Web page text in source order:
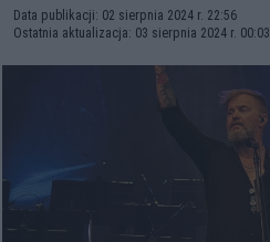
Data publikacji: 02 sierpnia 2024 r. 22:56
Ostatnia aktualizacja: 03 sierpnia 2024 r. 00:03